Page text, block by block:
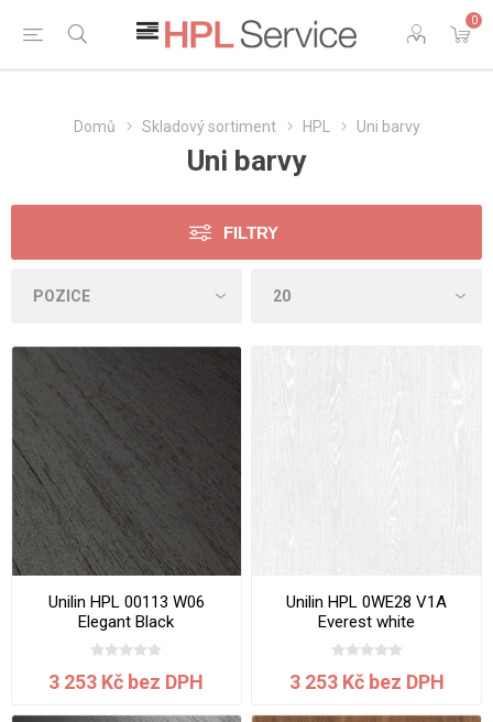
0
Domů Skladový sortiment HPL Uni barvy
Uni barvy
FILTRY
Unilin HPL 00113 W06
Elegant Black
3050x1300x0.7 mm
3 253 Kč bez DPH
Unilin HPL 0WE28 V1A
Everest white
3050x1300x0.7 mm
3 253 Kč bez DPH